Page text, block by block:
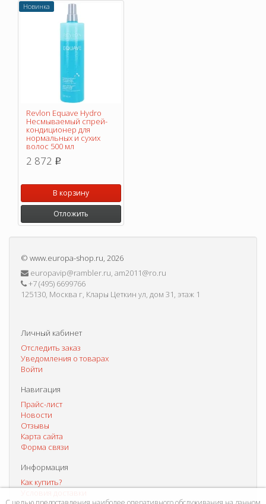
Новинка
Revlon Equave Hydro
Несмываемый спрей-
кондиционер для
нормальных и сухих
волос 500 мл
2 872 p
В корзину
Отложить
© www.europa-shop.ru, 2026
europavip@rambler.ru, am2011@ro.ru
+7 (495) 6699766
125130, Москва г, Клары Цеткин ул, дом 31, этаж 1
Личный кабинет
Отследить заказ
Уведомления о товарах
Войти
Навигация
Прайс-лист
Новости
Отзывы
Карта сайта
Форма связи
Информация
Как купить?